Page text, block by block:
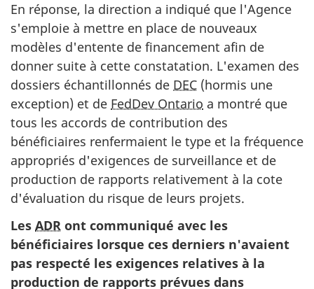
En réponse, la direction a indiqué que l'Agence
s'emploie à mettre en place de nouveaux
modèles d'entente de financement afin de
donner suite à cette constatation. L'examen des
dossiers échantillonnés de DEC (hormis une
exception) et de FedDev Ontario a montré que
tous les accords de contribution des
bénéficiaires renfermaient le type et la fréquence
appropriés d'exigences de surveillance et de
production de rapports relativement à la cote
d'évaluation du risque de leurs projets.
Les ADR ont communiqué avec les
bénéficiaires lorsque ces derniers n'avaient
pas respecté les exigences relatives à la
production de rapports prévues dans